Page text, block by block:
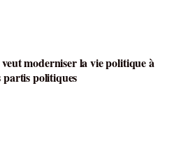
moderniser la vie politique à
partis politiques